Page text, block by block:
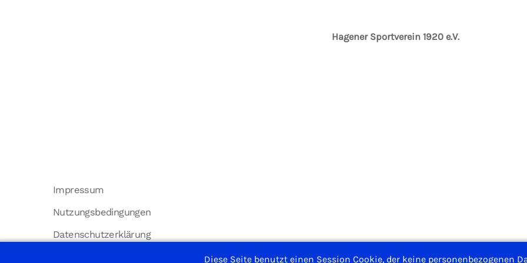
Hagener Sportverein 1920 e.V.
Impressum
Nutzungsbedingungen
Datenschutzerklärung
Diese Seite benutzt einen Session Cookie, der keine personenbezogenen